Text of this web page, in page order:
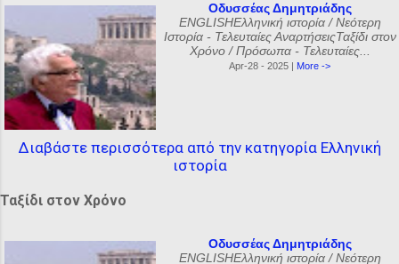
Οδυσσέας Δημητριάδης
ENGLISHΕλληνική ιστορία / Νεότερη
Ιστορία - Τελευταίες ΑναρτήσειςΤαξίδι στον
Χρόνο / Πρόσωπα - Τελευταίες...
Apr-28 - 2025 | More ->
Διαβάστε περισσότερα από την κατηγορία Ελληνική
ιστορία
Ταξίδι στον Χρόνο
Οδυσσέας Δημητριάδης
ENGLISHΕλληνική ιστορία / Νεότερη